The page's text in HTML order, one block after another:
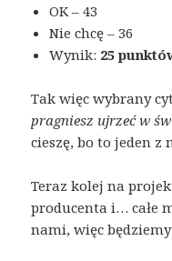
OK – 43
Nie chcę – 36
Wynik: 25
Tak więc wybrany
pragniesz ujrzeć w
cieszę, bo to jeden z
Teraz kolej na
producenta i… całe
nami, więc